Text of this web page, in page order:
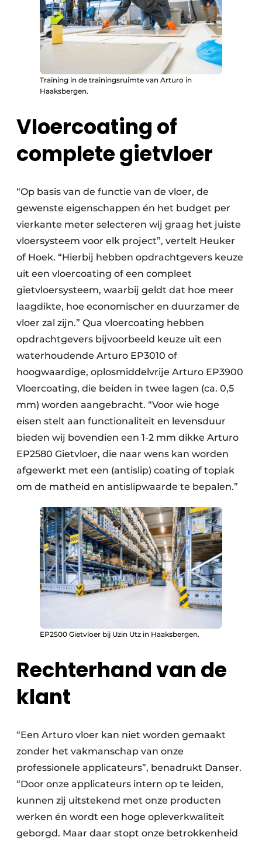
Training in de trainingsruimte van Arturo in
Haaksbergen.
Vloercoating of
complete gietvloer
“Op basis van de functie van de vloer, de
gewenste eigenschappen én het budget per
vierkante meter selecteren wij graag het juiste
vloersysteem voor elk project”, vertelt Heuker
of Hoek. “Hierbij hebben opdrachtgevers keuze
uit een vloercoating of een compleet
gietvloersysteem, waarbij geldt dat hoe meer
laagdikte, hoe economischer en duurzamer de
vloer zal zijn.” Qua vloercoating hebben
opdrachtgevers bijvoorbeeld keuze uit een
waterhoudende Arturo EP3010 of
hoogwaardige, oplosmiddelvrije Arturo EP3900
Vloercoating, die beiden in twee lagen (ca. 0,5
mm) worden aangebracht. “Voor wie hoge
eisen stelt aan functionaliteit en levensduur
bieden wij bovendien een 1-2 mm dikke Arturo
EP2580 Gietvloer, die naar wens kan worden
afgewerkt met een (antislip) coating of toplak
om de matheid en antislipwaarde te bepalen.”
EP2500 Gietvloer bij Uzin Utz in Haaksbergen.
Rechterhand van de
klant
“Een Arturo vloer kan niet worden gemaakt
zonder het vakmanschap van onze
professionele applicateurs”, benadrukt Danser.
“Door onze applicateurs intern op te leiden,
kunnen zij uitstekend met onze producten
werken én wordt een hoge opleverkwaliteit
geborgd. Maar daar stopt onze betrokkenheid